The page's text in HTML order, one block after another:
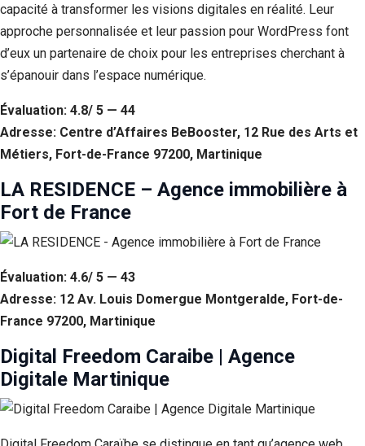
capacité à transformer les visions digitales en réalité. Leur
approche personnalisée et leur passion pour WordPress font
d’eux un partenaire de choix pour les entreprises cherchant à
s’épanouir dans l’espace numérique.
Évaluation: 4.8/ 5 — 44
Adresse: Centre d’Affaires BeBooster, 12 Rue des Arts et
Métiers, Fort-de-France 97200, Martinique
LA RESIDENCE – Agence immobilière à
Fort de France
Évaluation: 4.6/ 5 — 43
Adresse: 12 Av. Louis Domergue Montgeralde, Fort-de-
France 97200, Martinique
Digital Freedom Caraibe | Agence
Digitale Martinique